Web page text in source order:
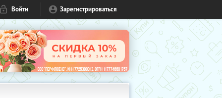
Войти Зарегистрироваться